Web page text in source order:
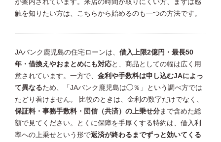
が案内されています。来店の時間が取りにくい方、まずは感
触を知りたい方は、こちらから始めるのも一つの方法です。
JAバンク鹿児島の住宅ローンは、 借入上限2億円・最長50
年・借換えやおまとめにも対応と、商品としての幅は広く用
意されています。一方で、 金利や手数料は申し込むJAによっ
て異なるため、「JAバンク鹿児島は◯％」という調べ方では
たどり着けません。 比較のときは、金利の数字だけでなく、
保証料・事務手数料・団信（共済）の上乗せ分 まで含めた総
額で見てください。とくに保障を手厚くする特約は、借入利
率への上乗せという形で返済が終わるまでずっと効いてくる